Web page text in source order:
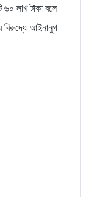
লাখ টাকা বলে
বিরুদ্ধে আইনানুগ